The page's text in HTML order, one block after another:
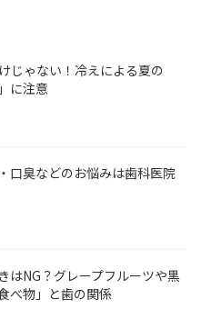
じゃない！冷えによる夏の
に注意
口臭などのお悩みは歯科医院
はNG？グレープフルーツや黒
べ物」と歯の関係